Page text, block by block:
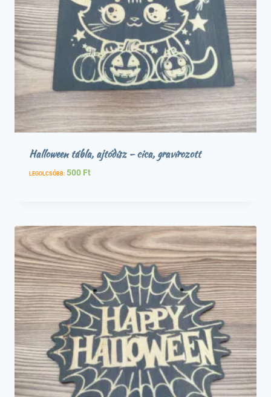
Halloween tábla, ajtódísz – cica, gravírozott
LEGOLCSÓBB: 500 Ft